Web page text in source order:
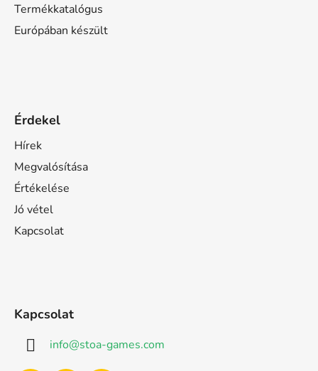
Termékkatalógus
Európában készült
Érdekel
Hírek
Megvalósítása
Értékelése
Jó vétel
Kapcsolat
Kapcsolat
info@stoa-games.com